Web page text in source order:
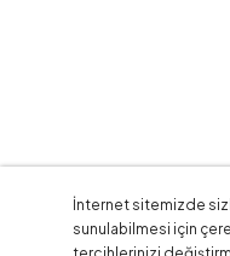
İnternet sitemizde
sunulabilmesi için